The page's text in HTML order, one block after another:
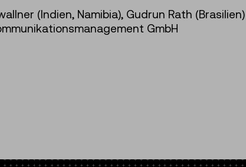
(Indien, Namibia), Gudrun Rath (Brasilien)
GmbH